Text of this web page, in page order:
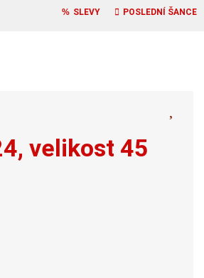
SLEVY POSLEDNÍ ŠANCE
velikost 45